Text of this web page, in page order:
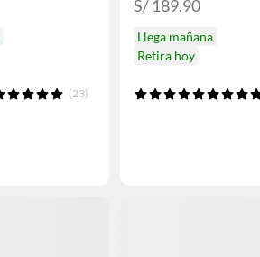
(23)
S/ 189.90
Llega mañana
Retira hoy